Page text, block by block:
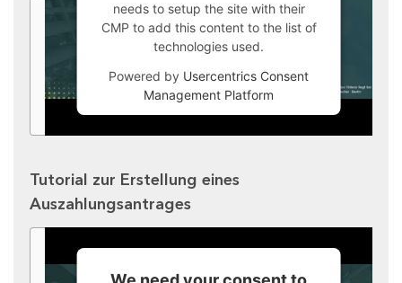
needs to setup the site with their
CMP to add this content to the list of
technologies used.
Powered by Usercentrics Consent
Management Platform
Tutorial zur Erstellung eines
Auszahlungsantrages